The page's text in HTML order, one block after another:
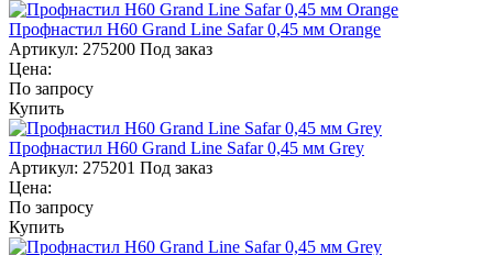
Профнастил Н60 Grand Line Safar 0,45 мм Orange
Артикул: 275200 Под заказ
Цена:
По запросу
Купить
Профнастил Н60 Grand Line Safar 0,45 мм Grey
Артикул: 275201 Под заказ
Цена:
По запросу
Купить